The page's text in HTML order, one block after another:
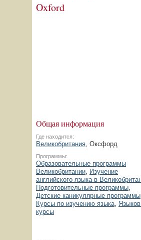
Oxford
Общая информация
Где находится:
Великобритания, Оксфорд
Программы:
Образовательные программы
Великобритании, Изучение
английского языка в
Подготовительные программы,
Детские каникулярные программы
Курсы по изучению языка,
курсы